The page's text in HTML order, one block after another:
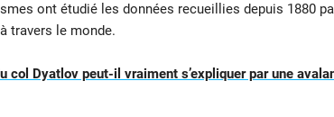
ont étudié les données recueillies depuis 1880
travers le monde.
col Dyatlov peut-il vraiment s’expliquer par une